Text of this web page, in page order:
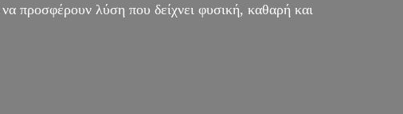
προσφέρουν λύση που δείχνει φυσική, καθαρή και